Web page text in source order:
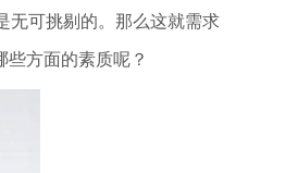
无可挑剔的。那么这就需求
方面的素质呢？